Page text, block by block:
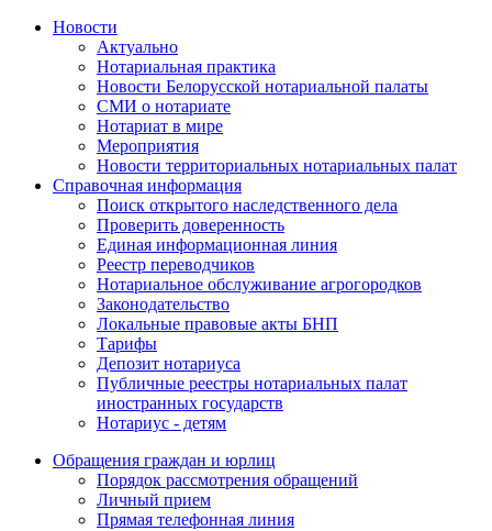
Новости
Актуально
Нотариальная практика
Новости Белорусской нотариальной палаты
СМИ о нотариате
Нотариат в мире
Мероприятия
Новости территориальных нотариальных палат
Справочная информация
Поиск открытого наследственного дела
Проверить доверенность
Единая информационная линия
Реестр переводчиков
Нотариальное обслуживание агрогородков
Законодательство
Локальные правовые акты БНП
Тарифы
Депозит нотариуса
Публичные реестры нотариальных палат
иностранных государств
Нотариус - детям
Обращения граждан и юрлиц
Порядок рассмотрения обращений
Личный прием
Прямая телефонная линия